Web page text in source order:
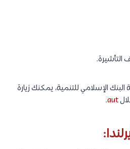
التأشيرة.
الإسلامي للتنمية، يمكنك زيارة
aut
.